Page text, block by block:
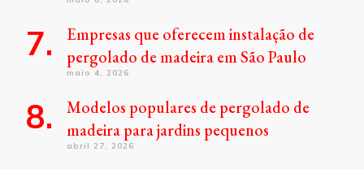
Empresas que oferecem instalação de
pergolado de madeira em São Paulo
maio 4, 2026
Modelos populares de pergolado de
madeira para jardins pequenos
abril 27, 2026